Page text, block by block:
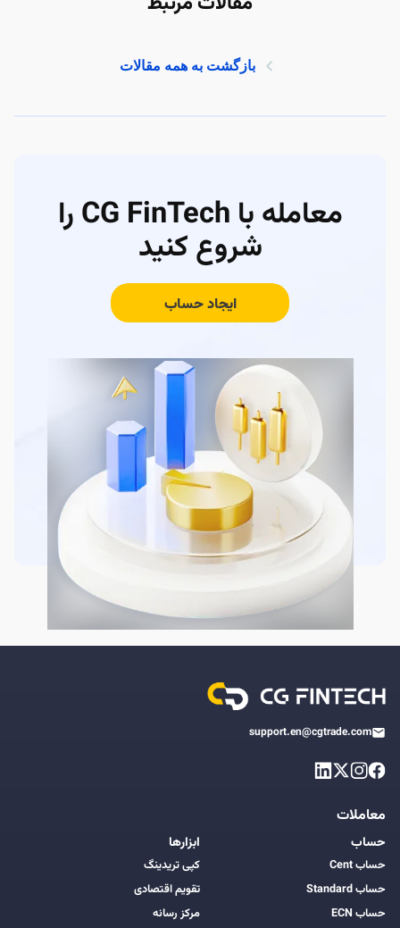
بازگشت به همه مقالات
معامله با CG FinTech را
شروع کنید
ایجاد حساب
support.en@cgtrade.com
معاملات
حساب
حساب Cent
حساب Standard
حساب ECN
ابزارها
کپی تریدینگ
تقویم اقتصادی
مرکز رسانه